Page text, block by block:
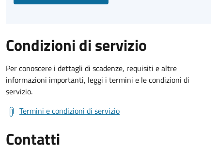
Condizioni di servizio
Per conoscere i dettagli di scadenze, requisiti e altre
informazioni importanti, leggi i termini e le condizioni di
servizio.
Termini e condizioni di servizio
Contatti